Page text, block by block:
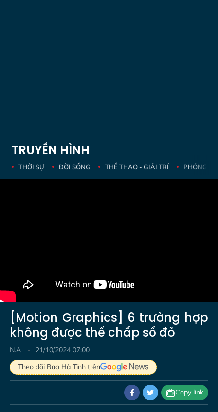
TRUYỀN HÌNH
THỜI SỰ ĐỜI SỐNG THỂ THAO - GIẢI TRÍ PHÓNG
[Motion Graphics] 6 trường hợp
không được thế chấp sổ đỏ
N.A
21/10/2024 07:00
Theo dõi Báo Hà Tĩnh trên
Copy link